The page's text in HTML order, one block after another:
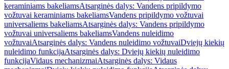
keraminiams bakeliamsAtsarginės dalys: Vandens pripildymo
vožtuvai keraminiams bakeliamsVandens pripildymo vožtuvai
universaliems bakeliamsAtsarginės dalys: Vandens pripildymo
vožtuvai universaliems bakeliamsVandens nuleidimo
vožtuvaiAtsarginės dalys: Vandens nuleidimo vožtuvaiDviejų kiekių
nuleidimo funkcijaAtsarginės dalys: Dviejų kiekių nuleidimo
funkcijaVidaus mechanizmaiAtsarginės dalys: Vidaus